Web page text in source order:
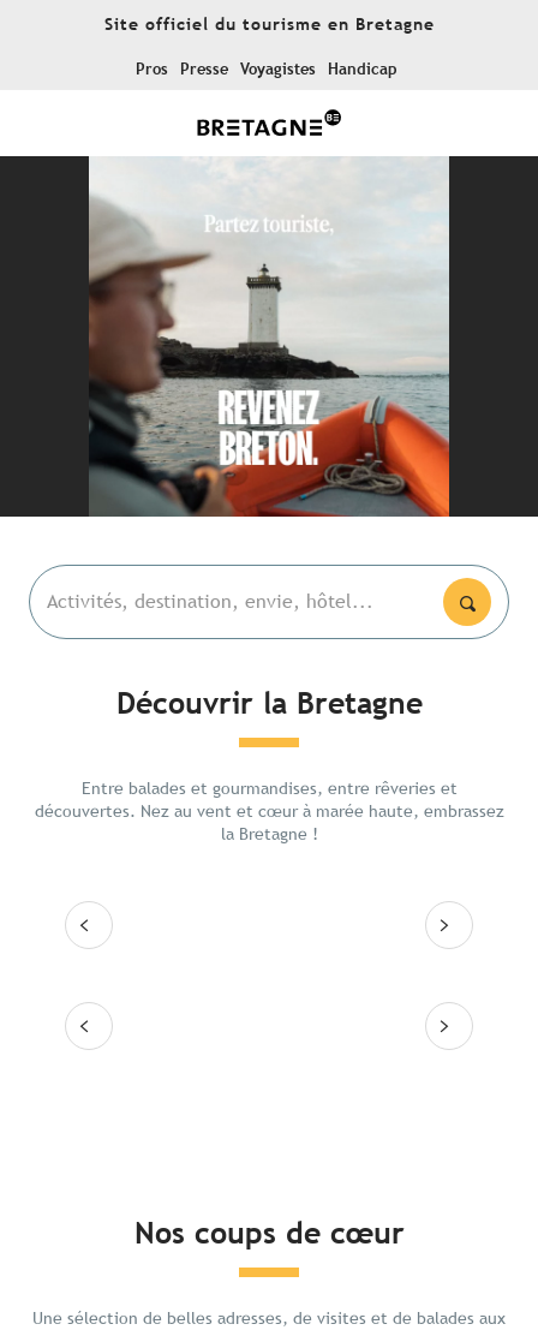
Site officiel du tourisme en Bretagne
Pros Presse Voyagistes Handicap
Activités, destination, envie, hôtel...
Découvrir la Bretagne
Entre balades et gourmandises, entre rêveries et
découvertes. Nez au vent et cœur à marée haute, embrassez
la Bretagne !
Les lieux emblématiques
Lire la suite
Lire la suite
Les 10 destinations
Itinéraires
Lire la suite
Nos coups de cœur
Une sélection de belles adresses, de visites et de balades aux